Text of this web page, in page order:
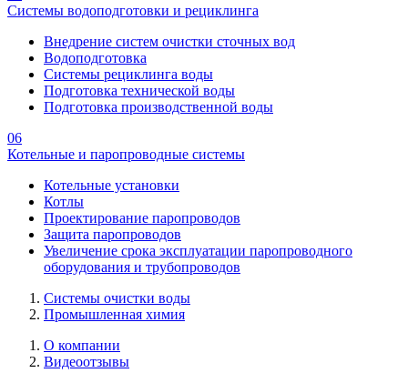
Системы водоподготовки и рециклинга
Внедрение систем очистки сточных вод
Водоподготовка
Системы рециклинга воды
Подготовка технической воды
Подготовка производственной воды
06
Котельные и паропроводные системы
Котельные установки
Котлы
Проектирование паропроводов
Защита паропроводов
Увеличение срока эксплуатации паропроводного
оборудования и трубопроводов
Системы очистки воды
Промышленная химия
О компании
Видеоотзывы